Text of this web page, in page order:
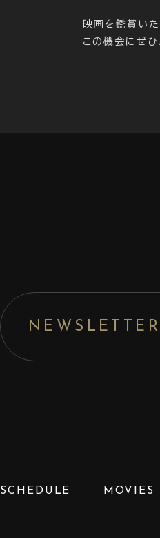
映画を鑑賞い
この機会にぜひ
NEWSLETTER
SCHEDULE MOVIES